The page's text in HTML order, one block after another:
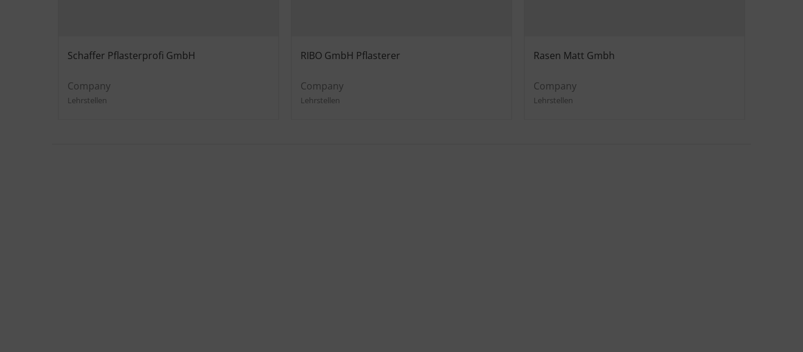
Schaffer Pflasterprofi GmbH
Company
Lehrstellen
RIBO GmbH Pflasterer
Company
Lehrstellen
Rasen Matt Gmbh
Company
Lehrstellen